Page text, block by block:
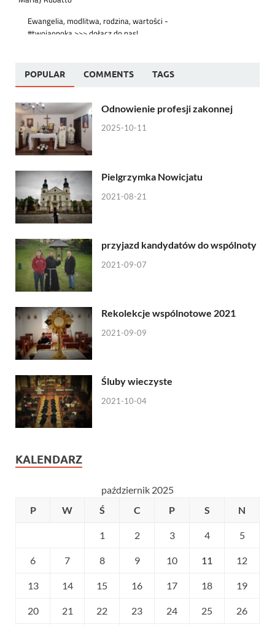
POPULAR COMMENTS TAGS
Odnowienie profesji zakonnej
2025-10-11
Pielgrzymka Nowicjatu
2021-08-21
przyjazd kandydatów do wspólnoty
2021-09-07
Rekolekcje wspólnotowe 2021
2021-09-09
Śluby wieczyste
2021-10-04
KALENDARZ
październik 2025
P
W Ś C P S N
1 2 3 4 5
6 7 8 9 10 11 12
13 14 15 16 17 18 19
20 21 22 23 24 25 26